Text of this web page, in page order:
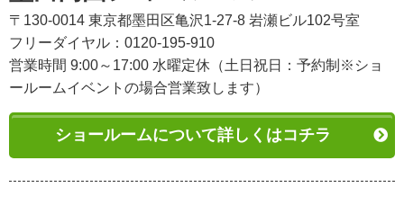
〒130-0014 東京都墨田区亀沢1-27-8 岩瀬ビル102号室
フリーダイヤル：0120-195-910
営業時間 9:00～17:00 水曜定休（土日祝日：予約制※ショ
ールームイベントの場合営業致します）
ショールームについて詳しくはコチラ